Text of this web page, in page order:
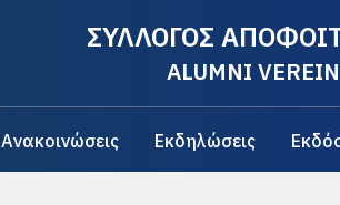
ΣΥΛΛΟΓΟΣ
ALUMNI
Ανακοινώσεις Εκδηλώσεις